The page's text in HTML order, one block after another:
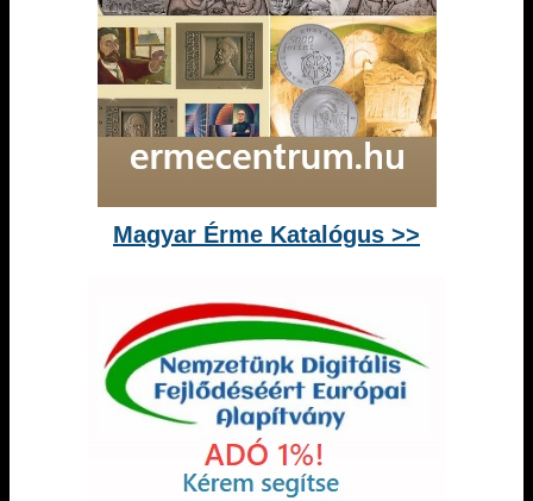
Magyar Érme Katalógus >>